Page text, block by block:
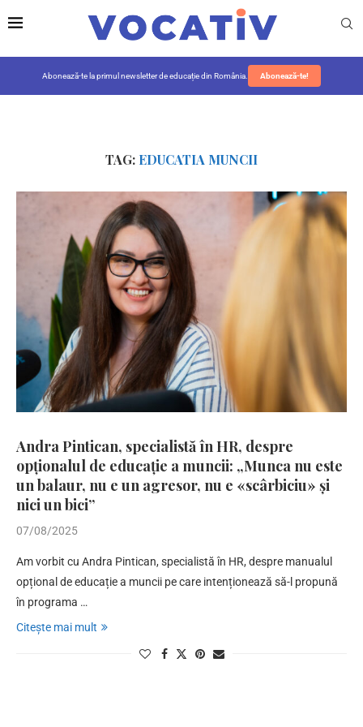
Abonează-te la primul newsletter de educație din România. Abonează-te!
TAG: EDUCATIA MUNCII
Andra Pintican, specialistă în HR, despre
opționalul de educație a muncii: „Munca nu este
un balaur, nu e un agresor, nu e «scârbiciu» și
nici un bici”
07/08/2025
Am vorbit cu Andra Pintican, specialistă în HR, despre manualul
opțional de educație a muncii pe care intenționează să-l propună
în programa …
Citește mai mult